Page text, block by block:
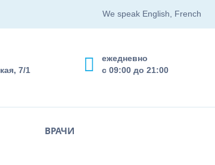
We speak English, French
ежедневно
с 09:00 до 21:00
7/1
ВРАЧИ